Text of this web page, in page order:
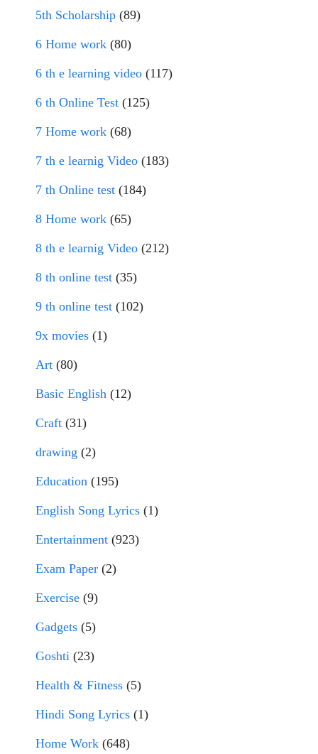
5th Scholarship (89)
6 Home work (80)
6 th e learning video (117)
6 th Online Test (125)
7 Home work (68)
7 th e learnig Video (183)
7 th Online test (184)
8 Home work (65)
8 th e learnig Video (212)
8 th online test (35)
9 th online test (102)
9x movies (1)
Art (80)
Basic English (12)
Craft (31)
drawing (2)
Education (195)
English Song Lyrics (1)
Entertainment (923)
Exam Paper (2)
Exercise (9)
Gadgets (5)
Goshti (23)
Health & Fitness (5)
Hindi Song Lyrics (1)
Home Work (648)